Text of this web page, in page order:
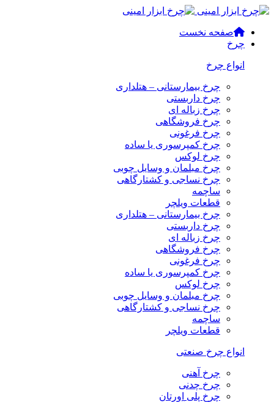
صفحه نخست
چرخ
انواع چرخ
چرخ بیمارستانی – هتلداری
چرخ داربستی
چرخ زباله ای
چرخ فروشگاهی
چرخ فرغونی
چرخ کمپرسوری یا ساده
چرخ لوکس
چرخ مبلمان و وسایل چوبی
چرخ نساجی و کشتارگاهی
ساچمه
قطعات ویلچر
چرخ بیمارستانی – هتلداری
چرخ داربستی
چرخ زباله ای
چرخ فروشگاهی
چرخ فرغونی
چرخ کمپرسوری یا ساده
چرخ لوکس
چرخ مبلمان و وسایل چوبی
چرخ نساجی و کشتارگاهی
ساچمه
قطعات ویلچر
انواع چرخ صنعتی
چرخ آهنی
چرخ چدنی
چرخ پلی اورتان